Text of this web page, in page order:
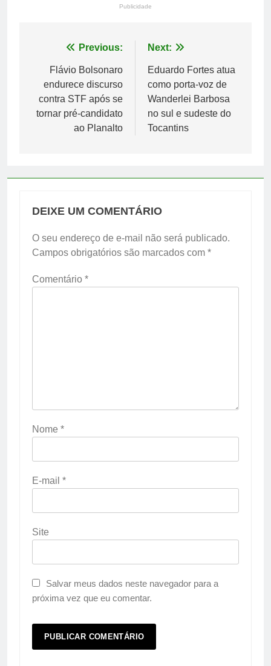
Publicidade
Navegação
Post
Previous:
Flávio Bolsonaro
endurece discurso
contra STF após se
tornar pré-candidato
ao Planalto
Next:
Eduardo Fortes atua
como porta-voz de
Wanderlei Barbosa
no sul e sudeste do
Tocantins
DEIXE UM COMENTÁRIO
O seu endereço de e-mail não será publicado.
Campos obrigatórios são marcados com *
Comentário *
Nome *
E-mail *
Site
Salvar meus dados neste navegador para a
próxima vez que eu comentar.